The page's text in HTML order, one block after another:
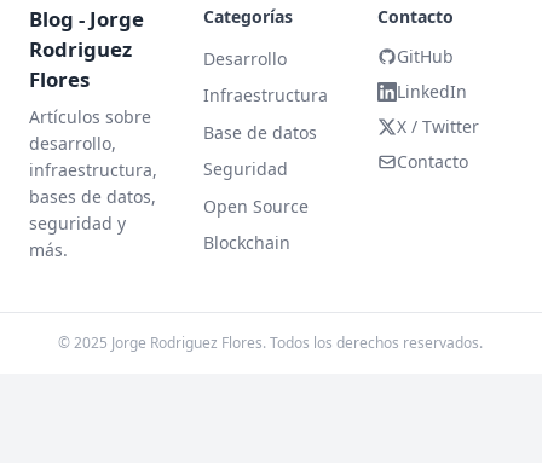
Blog - Jorge
Rodriguez
Flores
Artículos sobre
desarrollo,
infraestructura,
bases de datos,
seguridad y
más.
Categorías
Desarrollo
Infraestructura
Base de datos
Seguridad
Open Source
Blockchain
Contacto
GitHub
LinkedIn
X / Twitter
Contacto
© 2025 Jorge Rodriguez Flores. Todos los derechos reservados.